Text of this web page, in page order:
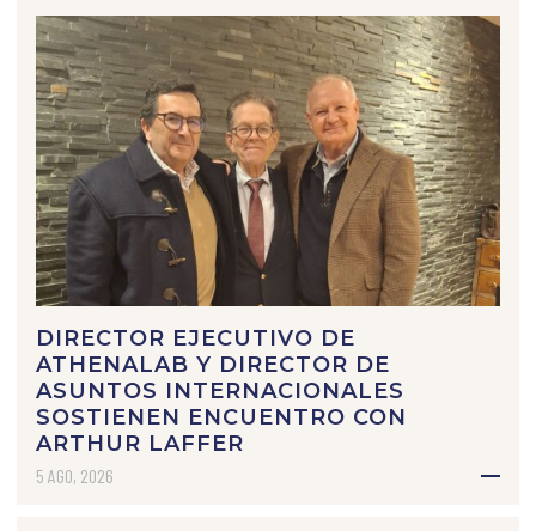
DIRECTOR EJECUTIVO DE
ATHENALAB Y DIRECTOR DE
ASUNTOS INTERNACIONALES
SOSTIENEN ENCUENTRO CON
ARTHUR LAFFER
5 AGO, 2026